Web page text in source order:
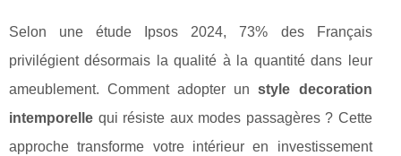
Selon une étude Ipsos 2024, 73% des Français
privilégient désormais la qualité à la quantité dans leur
ameublement. Comment adopter unstyle decoration
intemporelle qui résiste aux modes passagères ? Cette
approche transforme votre intérieur en investissement